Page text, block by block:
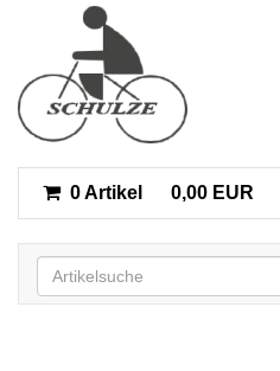
0 Artikel 0,00 EUR